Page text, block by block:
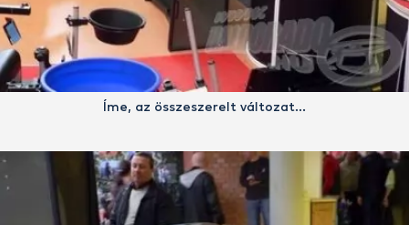
Íme, az összeszerelt változat…